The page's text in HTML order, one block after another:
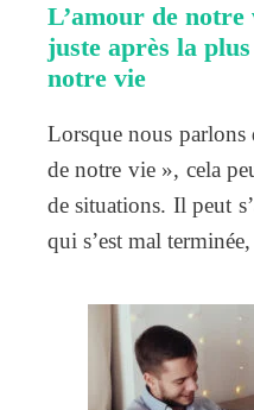
L’amour de
juste après la
notre vie
Lorsque nous parlons
de notre vie », cela
de situations. Il peut
qui s’est mal